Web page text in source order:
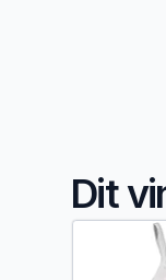
Dit